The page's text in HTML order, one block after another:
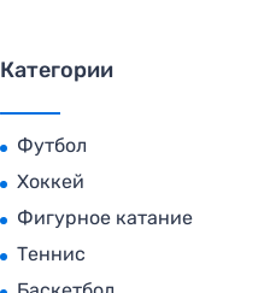
Категории
Футбол
Хоккей
Фигурное катание
Теннис